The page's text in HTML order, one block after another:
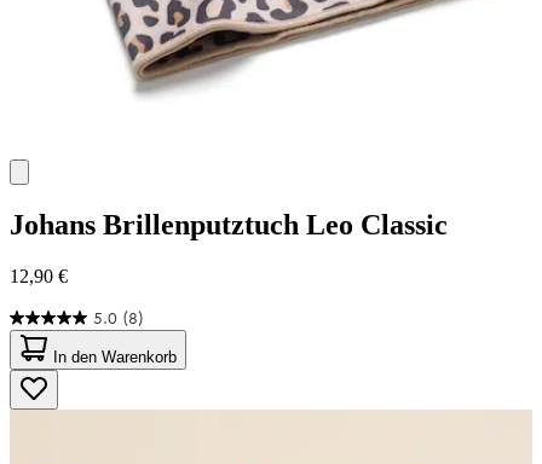
Johans Brillenputztuch Leo Classic
12,90 €
5.0 (8)
5.0
von
5
Sternen.
8
In den Warenkorb